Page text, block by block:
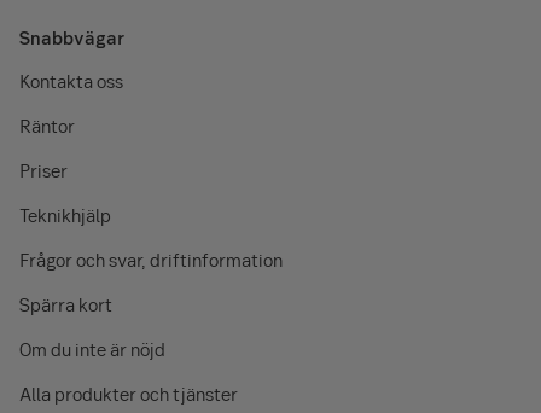
Snabbvägar
Kontakta oss
Räntor
Priser
Teknikhjälp
Frågor och svar, driftinformation
Spärra kort
Om du inte är nöjd
Alla produkter och tjänster